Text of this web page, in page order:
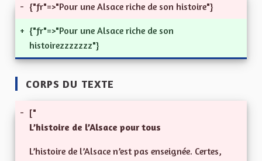
- {"fr"=>"Pour une Alsace riche de son histoire"}
+ {"fr"=>"Pour une Alsace riche de son
histoirezzzzzzz"}
CORPS DU TEXTE
- ["
L’histoire de l’Alsace pour tous
L’histoire de l’Alsace n’est pas enseignée. Certes,